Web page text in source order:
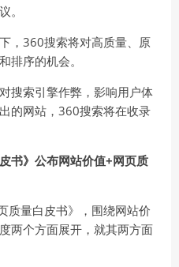
。
，360搜索将对高质量、原
排序的机会。
搜索引擎作弊，影响用户体
的网站，360搜索将在收录
书》公布网站价值+网页质
质量白皮书》，围绕网站价
两个方面展开，就其两方面